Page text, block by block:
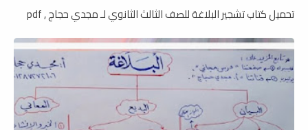
تحميل كتاب تشجير البلاغة للصف الثالث الثانوي لـ مجدي حجاج , pdf